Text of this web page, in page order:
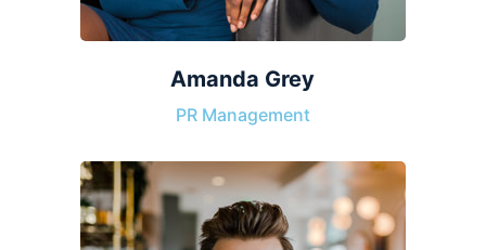
Amanda Grey
PR Management